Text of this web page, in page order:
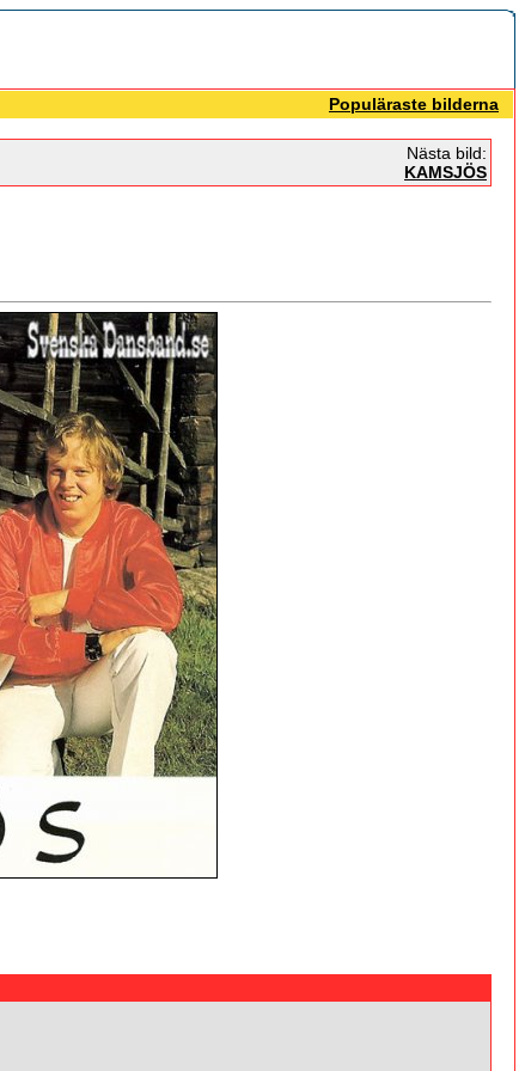
Populäraste bilderna
Nästa bild:
KAMSJÖS